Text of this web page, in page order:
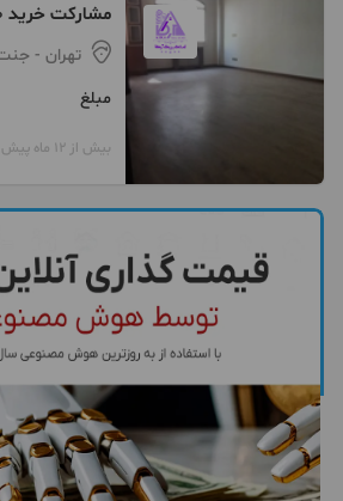
جنت آباد مرکز
تهران - جنت
مبلغ
بیش از 12 ماه پیش